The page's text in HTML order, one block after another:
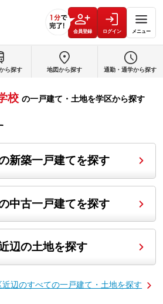
会員登録 ログイン メニュー
ら探す 地図から探す 通勤・通学から探す
校 の一戸建て・土地を学区から探す
新築一戸建てを探す
中古一戸建てを探す
辺の土地を探す
近辺のすべての一戸建て・土地を探す